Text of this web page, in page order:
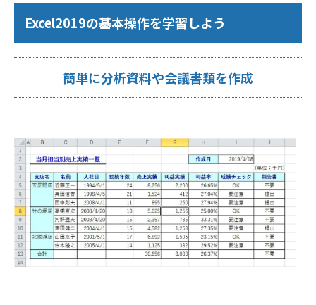
Excel2019の基本操作を学習しよう
簡単に分析資料や会議書類を作成